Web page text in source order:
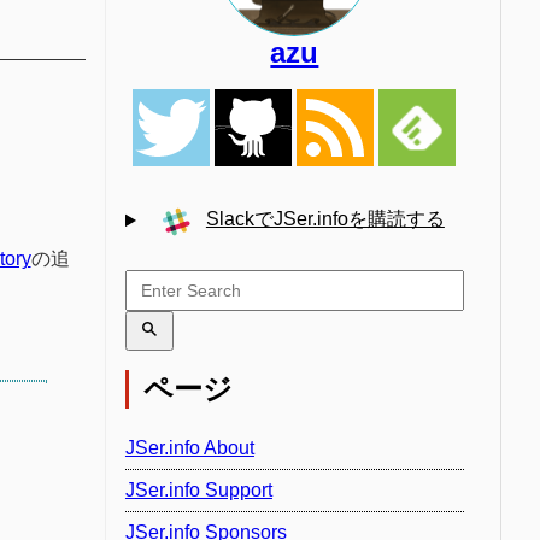
の追
azu
SlackでJSer.infoを購読する
ページ
JSer.info About
JSer.info Support
JSer.info Sponsors